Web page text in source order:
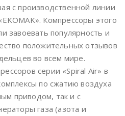
с производственной линии
Компрессоры этого
завоевать популярность и
положительных отзывов
во всем мире.
серии «Spiral Air» в
по сжатию воздуха
приводом, так и с
газа (азота и